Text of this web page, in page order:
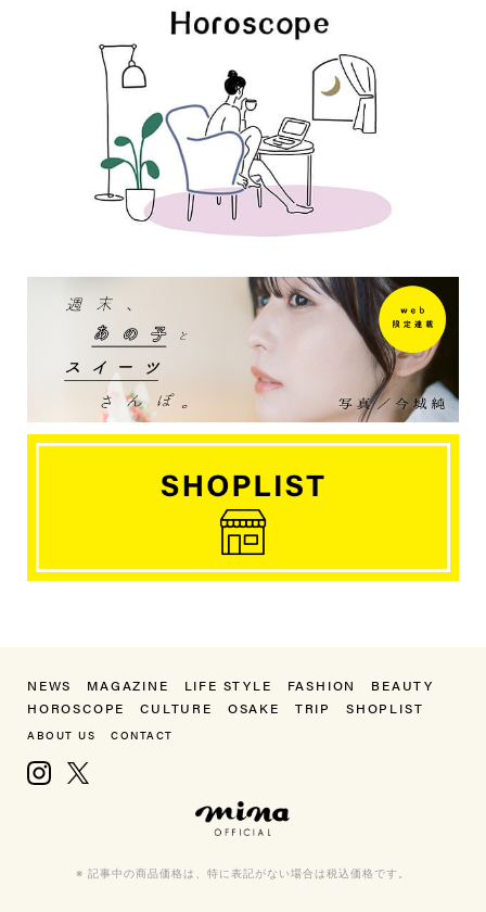
NEWS MAGAZINE LIFE STYLE FASHION
BEAUTY
HOROSCOPE
CULTURE OSAKE TRIP SHOPLIST
ABOUT US CONTACT
Instagram
※ 記事中の商品価格は、特に表記がない場合は税込価格です。